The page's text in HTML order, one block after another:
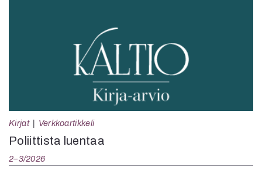
Kirjat Verkkoartikkeli
Poliittista luentaa
2–3/2026